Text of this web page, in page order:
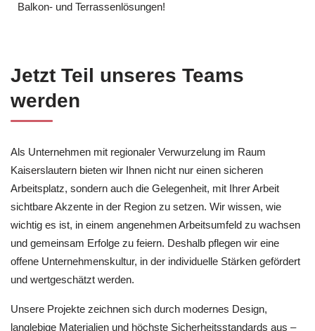
Balkon- und Terrassenlösungen!
Jetzt Teil unseres Teams
werden
Als Unternehmen mit regionaler Verwurzelung im Raum
Kaiserslautern bieten wir Ihnen nicht nur einen sicheren
Arbeitsplatz, sondern auch die Gelegenheit, mit Ihrer Arbeit
sichtbare Akzente in der Region zu setzen. Wir wissen, wie
wichtig es ist, in einem angenehmen Arbeitsumfeld zu wachsen
und gemeinsam Erfolge zu feiern. Deshalb pflegen wir eine
offene Unternehmenskultur, in der individuelle Stärken gefördert
und wertgeschätzt werden.
Unsere Projekte zeichnen sich durch modernes Design,
langlebige Materialien und höchste Sicherheitsstandards aus –